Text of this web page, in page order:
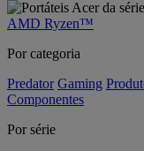
AMD Ryzen™
Por categoria
Predator Gaming
Componentes
Por série